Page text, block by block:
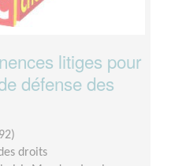
litiges pour
défense des
droits